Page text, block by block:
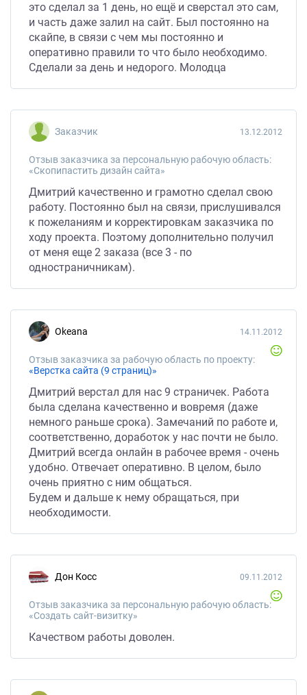
это сделал за 1 день, но ещё и сверстал это сам,
и часть даже залил на сайт. Был постоянно на
скайпе, в связи с чем мы постоянно и
оперативно правили то что было необходимо.
Сделали за день и недорого. Молодца
Заказчик
Отзыв заказчика за персональную рабочую область:
«Скопипастить дизайн сайта»
13.12.2012
Дмитрий качественно и грамотно сделал свою
работу. Постоянно был на связи, прислушивался
к пожеланиям и корректировкам заказчика по
ходу проекта. Поэтому дополнительно получил
от меня еще 2 заказа (все 3 - по
одностраничникам).
Okeana
Отзыв заказчика за рабочую область по проекту:
«Верстка сайта (9 страниц)»
14.11.2012
Дмитрий верстал для нас 9 страничек. Работа
была сделана качественно и вовремя (даже
немного раньше срока). Замечаний по работе и,
соответственно, доработок у нас почти не было.
Дмитрий всегда онлайн в рабочее время - очень
удобно. Отвечает оперативно. В целом, было
очень приятно с ним общаться.
Будем и дальше к нему обращаться, при
необходимости.
Дон Косс
Отзыв заказчика за персональную рабочую область:
«Создать сайт-визитку»
09.11.2012
Качеством работы доволен.